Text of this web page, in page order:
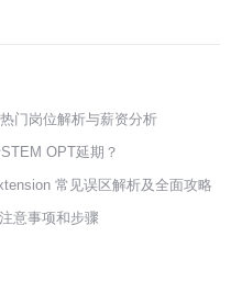
门岗位解析与薪资分析
OPT延期？
常见误区解析及全面攻略
意事项和步骤